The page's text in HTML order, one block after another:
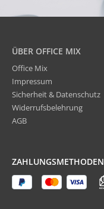
ÜBER OFFICE MIX
Office Mix
Impressum
Sicherheit & Datenschutz
Widerrufsbelehrung
AGB
ZAHLUNGSMETHODEN